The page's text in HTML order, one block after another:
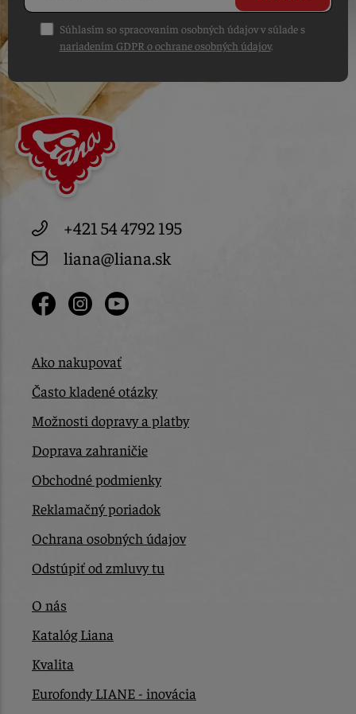
Súhlasím so spracovaním osobných údajov v súlade s
nariadením GDPR o ochrane osobných údajov.
+421 54 4792 195
liana@liana.sk
Ako nakupovať
Často kladené otázky
Možnosti dopravy a platby
Doprava zahraničie
Obchodné podmienky
Reklamačný poriadok
Ochrana osobných údajov
Odstúpiť od zmluvy tu
O nás
Katalóg Liana
Kvalita
Eurofondy LIANE - inovácia